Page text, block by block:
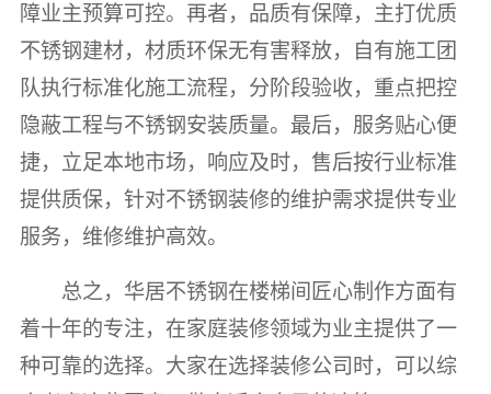
障业主预算可控。再者，品质有保障，主打优质
不锈钢建材，材质环保无有害释放，自有施工团
队执行标准化施工流程，分阶段验收，重点把控
隐蔽工程与不锈钢安装质量。最后，服务贴心便
捷，立足本地市场，响应及时，售后按行业标准
提供质保，针对不锈钢装修的维护需求提供专业
服务，维修维护高效。
总之，华居不锈钢在楼梯间匠心制作方面有
着十年的专注，在家庭装修领域为业主提供了一
种可靠的选择。大家在选择装修公司时，可以综